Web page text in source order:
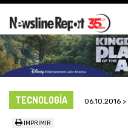
TECNOLOGÍA 06.10.2016
IMPRIMIR